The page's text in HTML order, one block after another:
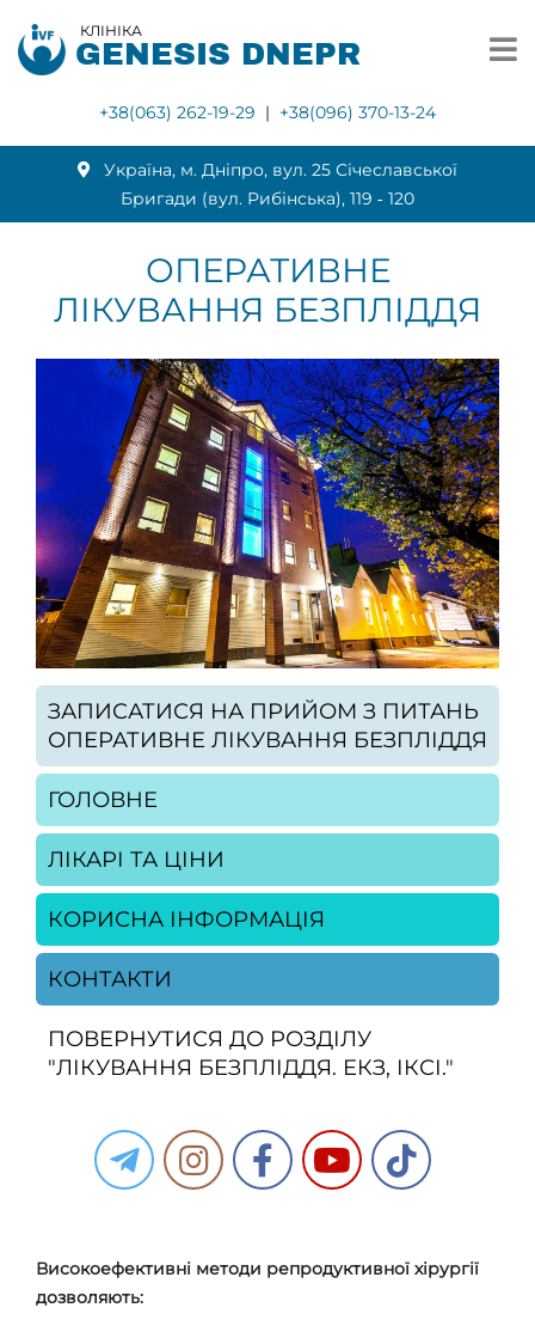
КЛІНІКА
GENESIS DNEPR
+38(063) 262-19-29 | +38(096) 370-13-24
Українa, м. Дніпро, вул. 25 Січеславської
Бригади (вул. Рибінська), 119 ‑ 120
ОПЕРАТИВНЕ
ЛІКУВАННЯ БЕЗПЛІДДЯ
ЗАПИСАТИСЯ НА ПРИЙОМ З ПИТАНЬ
ОПЕРАТИВНЕ ЛІКУВАННЯ БЕЗПЛІДДЯ
ГОЛОВНЕ
ЛІКАРІ ТА ЦІНИ
КОРИСНА ІНФОРМАЦІЯ
КОНТАКТИ
ПОВЕРНУТИСЯ ДО РОЗДІЛУ
"ЛІКУВАННЯ БЕЗПЛІДДЯ. ЕКЗ, ІКСІ."
Високоефективні методи репродуктивної хірургії
дозволяють: